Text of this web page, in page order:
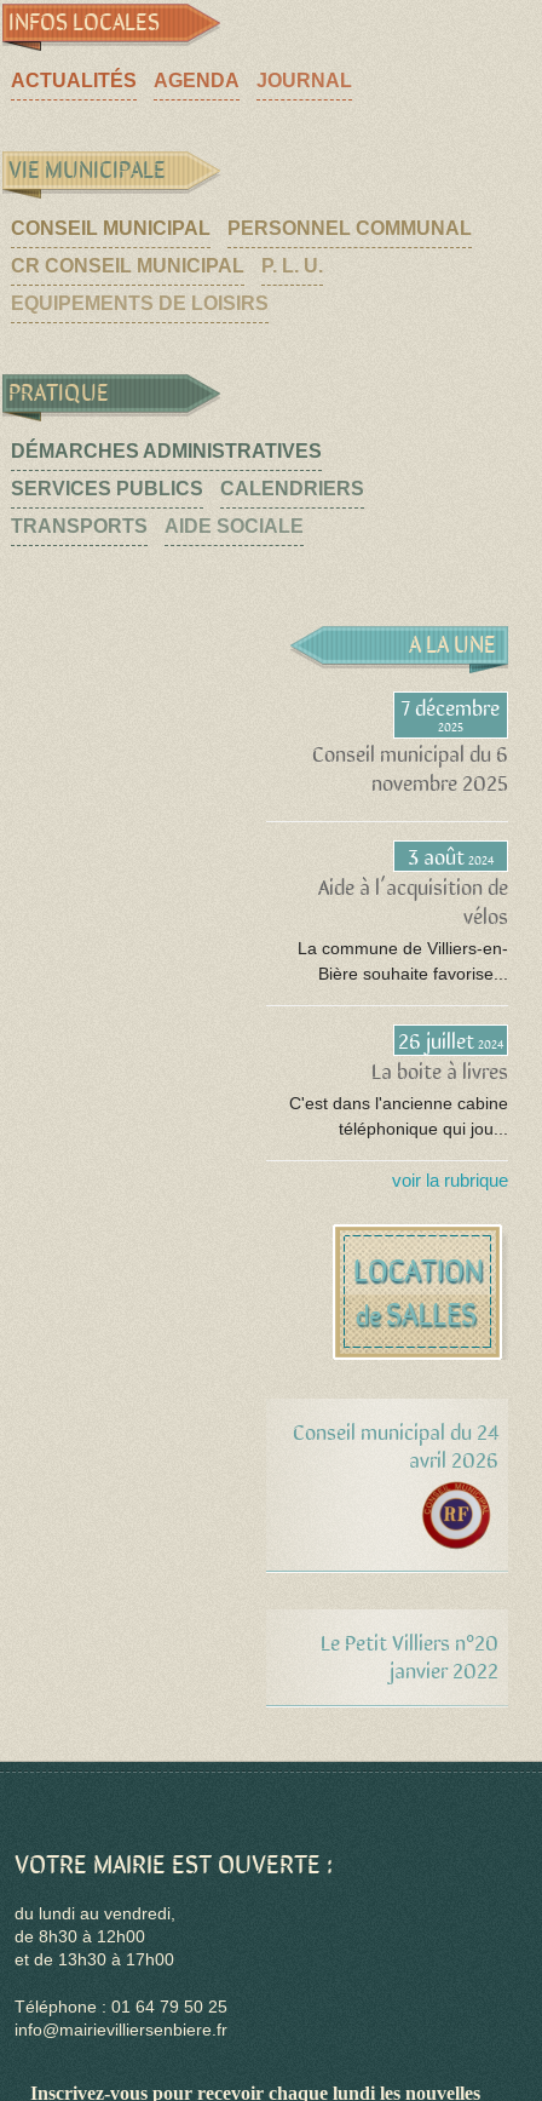
INFOS LOCALES
ACTUALITÉS AGENDA JOURNAL
VIE MUNICIPALE
CONSEIL MUNICIPAL
PERSONNEL COMMUNAL
CR CONSEIL MUNICIPAL
P. L. U.
EQUIPEMENTS DE LOISIRS
PRATIQUE
DÉMARCHES ADMINISTRATIVES
SERVICES PUBLICS
CALENDRIERS
TRANSPORTS
AIDE SOCIALE
A LA UNE
7 décembre
2025
Conseil municipal du 6
novembre 2025
3 août 2024
Aide à l’acquisition de
vélos
La commune de Villiers-en-
Bière souhaite favorise...
26 juillet 2024
La boite à livres
C'est dans l'ancienne cabine
téléphonique qui jou...
voir la rubrique
Conseil municipal du 24
avril 2026
Le Petit Villiers n°20
janvier 2022
VOTRE MAIRIE EST OUVERTE :
du lundi au vendredi,
de 8h30 à 12h00
et de 13h30 à 17h00
Téléphone : 01 64 79 50 25
info@mairievilliersenbiere.fr
Inscrivez-vous pour recevoir chaque lundi les nouvelles